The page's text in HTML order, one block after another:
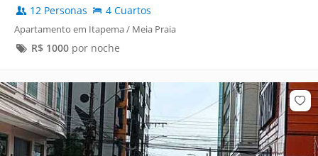
12 Personas 4 Cuartos
Apartamento em Itapema / Meia Praia
R$ 1000por noche